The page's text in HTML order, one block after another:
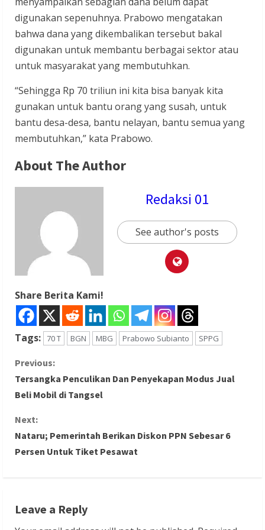
digunakan sepenuhnya. Prabowo mengatakan
bahwa dana yang dikembalikan tersebut bakal
digunakan untuk membantu berbagai sektor atau
untuk masyarakat yang membutuhkan.
“Sehingga Rp 70 triliun ini kita bisa banyak kita
gunakan untuk bantu orang yang susah, untuk
bantu desa-desa, bantu nelayan, bantu semua yang
membutuhkan,” kata Prabowo.
About The Author
Redaksi 01
See author's posts
Share Berita Kami!
Tags: 70 T BGN MBG Prabowo Subianto SPPG
C
o
n
t
u
Previous:
Tersangka Penculikan Dan Penyekapan Modus Jual
Beli Mobil di Tangsel
Next:
Nataru; Pemerintah Berikan Diskon PPN Sebesar 6
Persen Untuk Tiket Pesawat
Leave a Reply